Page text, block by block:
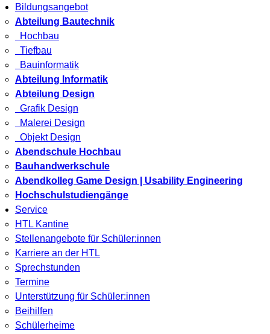
Bildungsangebot
Abteilung Bautechnik
Hochbau
Tiefbau
Bauinformatik
Abteilung Informatik
Abteilung Design
Grafik Design
Malerei Design
Objekt Design
Abendschule Hochbau
Bauhandwerkschule
Abendkolleg Game Design | Usability Engineering
Hochschulstudiengänge
Service
HTL Kantine
Stellenangebote für Schüler:innen
Karriere an der HTL
Sprechstunden
Termine
Unterstützung für Schüler:innen
Beihilfen
Schülerheime